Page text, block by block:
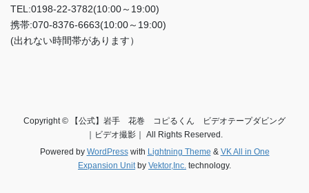
TEL:0198-22-3782(10:00～19:00)
携帯:070-8376-6663(10:00～19:00)
(出れない時間帯があります）
Copyright © 【公式】岩手 花巻 コピるくん ビデオテープダビング
｜ビデオ撮影｜ All Rights Reserved.
Powered by WordPresswith Lightning Theme & VK All in One
Expansion Unitby Vektor,Inc. technology.